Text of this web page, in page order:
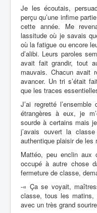
Je les écoutais,
perçu qu’une infime
cette année. Me
lassitude où je savais
où la fatigue ou encore
d’alibi. Leurs paroles
avait fait grandir, tout
mauvais. Chacun avait
avancer. Un tri s’était
que les traces
J’ai regretté
étrangères à eux, je
sourde à certains mais
j’avais ouvert la
authentique plaisir de les
Mattéo, peu enclin aux
occupé à autre chose
fermeture de classe,
-« Ça se voyait,
classe, tous les matins,
avec un très grand